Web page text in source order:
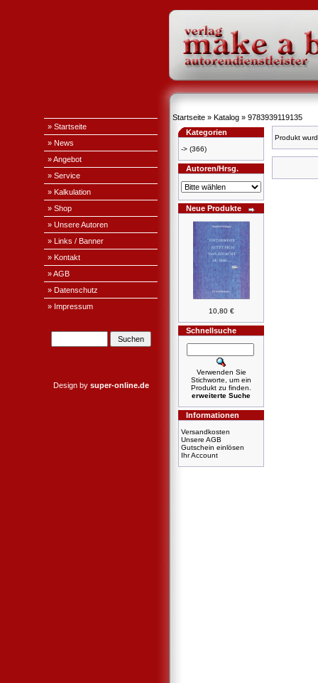
» Startseite
» News
» Angebot
» Service
» Kalkulation
» Shop
» Unsere Autoren
» Links / Banner
» Kontakt
» AGB
» Datenschutz
» Impressum
Design by super-online.de
Startseite » Katalog » 9783939119135
Kategorien
-> (366)
Autoren/Hrsg.
Neue Produkte
10,80 €
Schnellsuche
Verwenden Sie
Stichworte, um ein
Produkt zu finden.
erweiterte Suche
Informationen
Versandkosten
Unsere AGB
Gutschein einlösen
Ihr Account
Produkt